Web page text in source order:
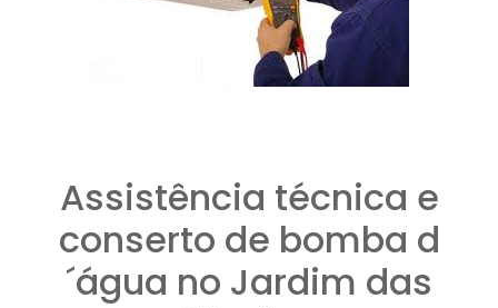
Assistência técnica e
conserto de bomba d
´água no Jardim das